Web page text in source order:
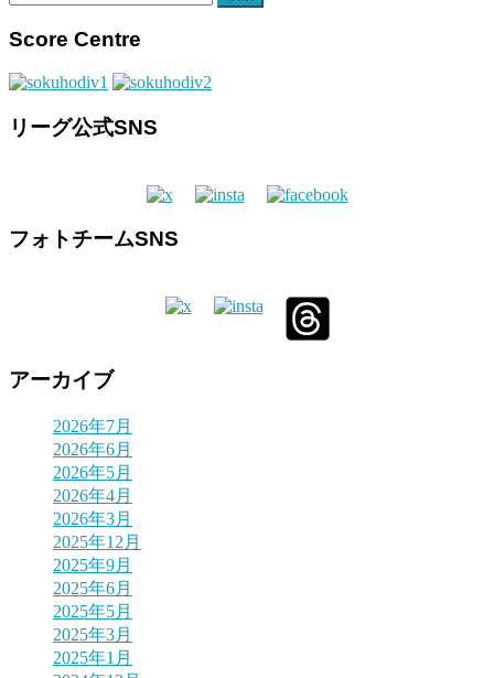
Score Centre
リーグ公式SNS
フォトチームSNS
アーカイブ
2026年7月
2026年6月
2026年5月
2026年4月
2026年3月
2025年12月
2025年9月
2025年6月
2025年5月
2025年3月
2025年1月